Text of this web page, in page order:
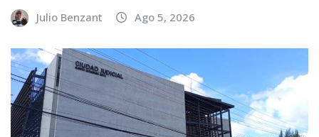
Julio Benzant Ago 5, 2026